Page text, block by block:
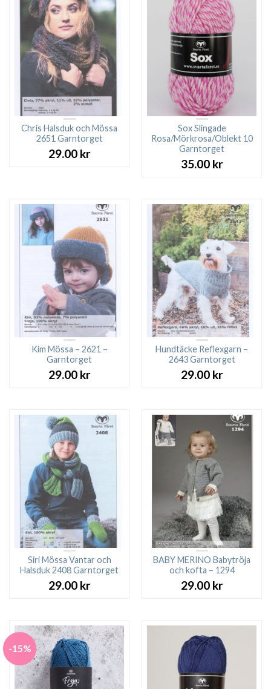
Chris Halsduk och Mössa
2651 Garntorget
29.00 kr
Sox Slingade
Rosa/Mörkrosa/Oblekt 10
Garntorget
35.00 kr
Kim Mössa – 2621 –
Garntorget
29.00 kr
Hundtäcke Reflexgarn –
2643 Garntorget
29.00 kr
Siri Mössa Vantar och
Halsduk 2408 Garntorget
29.00 kr
BABY MERINO Babytröja
och kofta – 1294
29.00 kr
-15%